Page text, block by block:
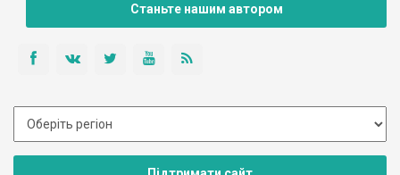
Станьте нашим автором